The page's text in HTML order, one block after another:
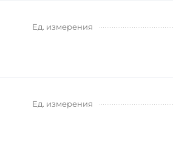
Ед. измерения
Ед. измерения